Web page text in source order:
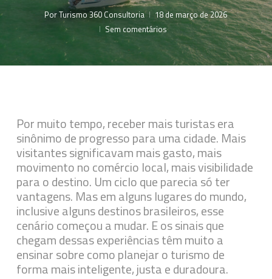
PorTurismo 360 Consultoria
18 de março de 2026
Sem comentários
Por muito tempo, receber mais turistas era
sinônimo de progresso para uma cidade. Mais
visitantes significavam mais gasto, mais
movimento no comércio local, mais visibilidade
para o destino. Um ciclo que parecia só ter
vantagens. Mas em alguns lugares do mundo,
inclusive alguns destinos brasileiros, esse
cenário começou a mudar. E os sinais que
chegam dessas experiências têm muito a
ensinar sobre como planejar o turismo de
forma mais inteligente, justa e duradoura.